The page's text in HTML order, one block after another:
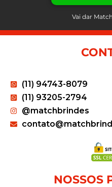
Vai dar
(11) 94743-8079
(11) 93205-2794
@matchbrindes
NOSSOS